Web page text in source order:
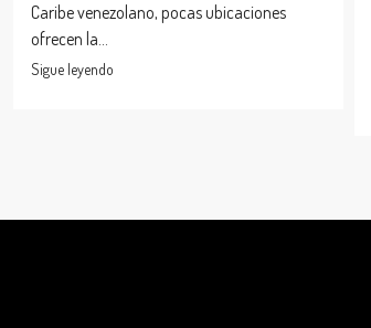
Caribe venezolano, pocas ubicaciones
ofrecen la...
Sigue leyendo